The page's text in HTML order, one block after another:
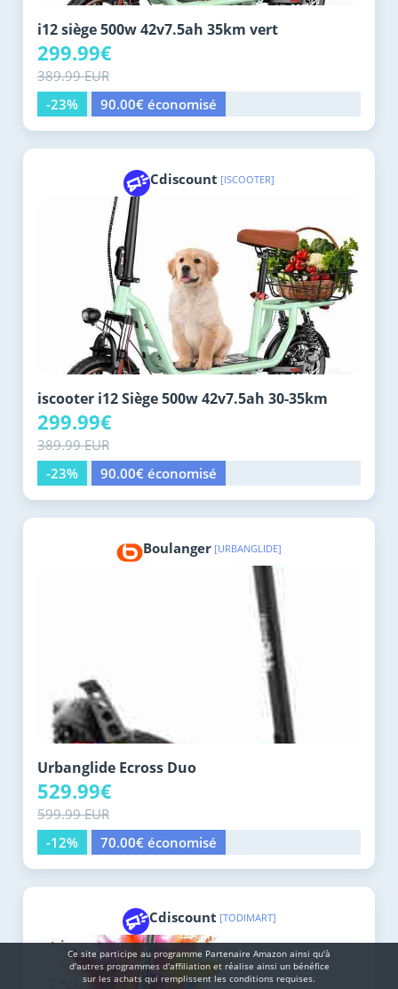
i12 siège 500w 42v7.5ah 35km vert
299.99€
389.99 EUR
-23%
90.00€ économisé
Cdiscount [ISCOOTER]
iscooter i12 Siège 500w 42v7.5ah 30-35km
299.99€
389.99 EUR
-23%
90.00€ économisé
Boulanger [URBANGLIDE]
Urbanglide Ecross Duo
529.99€
599.99 EUR
-12%
70.00€ économisé
Cdiscount [TODIMART]
Ce site participe au programme Partenaire Αmazοn ainsi qu'à
d'autres programmes d'affiliation et réalise ainsi un bénéfice
sur les achats qui remplissent les conditions requises.